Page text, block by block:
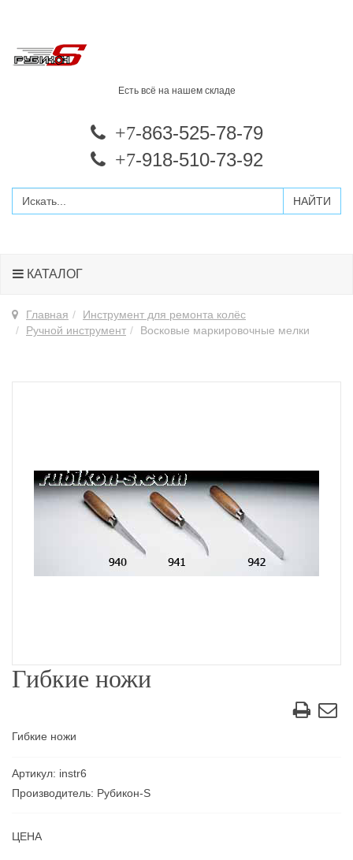
Есть всё на нашем складе
+7-863-525-78-79
+7-918-510-73-92
КАТАЛОГ
Главная
Инструмент для ремонта колёс
Ручной инструмент
Восковые маркировочные мелки
Гибкие ножи
Гибкие ножи
Артикул: instr6
Производитель: Рубикон-S
ЦЕНА